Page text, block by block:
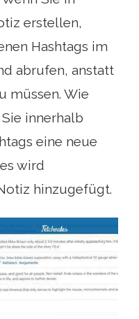
erstellen,
Hashtags im
abrufen, anstatt
müssen. Wie
innerhalb
eine neue
wird
hinzugefügt.